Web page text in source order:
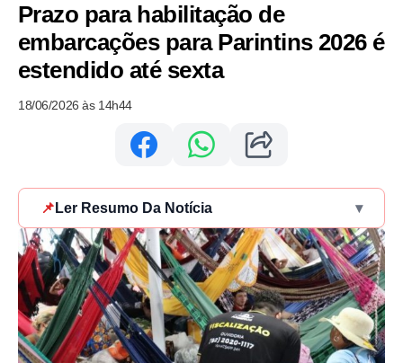
Prazo para habilitação de
embarcações para Parintins 2026 é
estendido até sexta
18/06/2026 às 14h44
📌 Ler Resumo Da Notícia ▾